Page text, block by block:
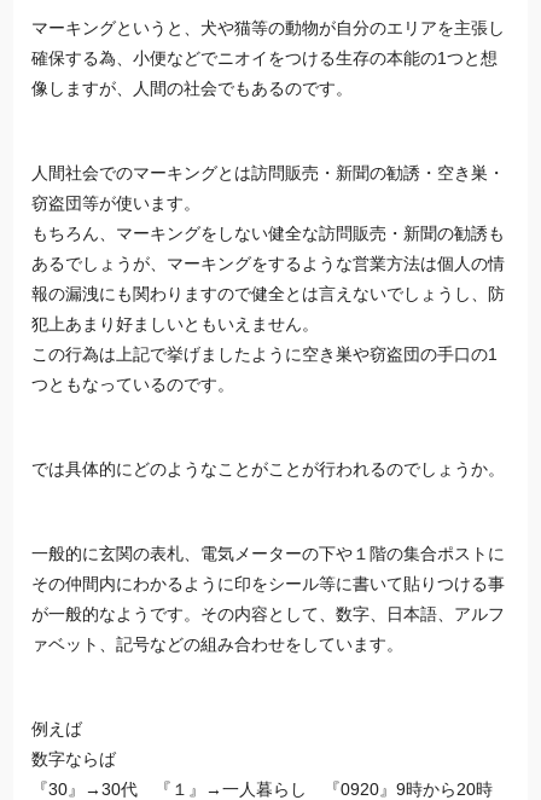
マーキングというと、犬や猫等の動物が自分のエリアを主張し
確保する為、小便などでニオイをつける生存の本能の1つと想
像しますが、人間の社会でもあるのです。
人間社会でのマーキングとは訪問販売・新聞の勧誘・空き巣・
窃盗団等が使います。
もちろん、マーキングをしない健全な訪問販売・新聞の勧誘も
あるでしょうが、マーキングをするような営業方法は個人の情
報の漏洩にも関わりますので健全とは言えないでしょうし、防
犯上あまり好ましいともいえません。
この行為は上記で挙げましたように空き巣や窃盗団の手口の1
つともなっているのです。
では具体的にどのようなことがことが行われるのでしょうか。
一般的に玄関の表札、電気メーターの下や１階の集合ポストに
その仲間内にわかるように印をシール等に書いて貼りつける事
が一般的なようです。その内容として、数字、日本語、アルフ
ァベット、記号などの組み合わせをしています。
例えば
数字ならば
『30』→30代 『１』→一人暮らし 『0920』9時から20時